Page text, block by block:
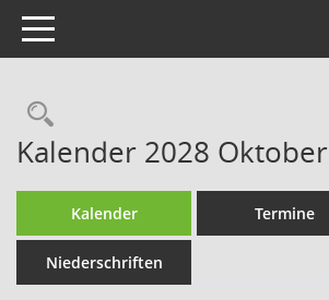
Toggle navigation
Rechercheauswahl
Kalender 2028 Oktober
Kalender Termine
Niederschriften